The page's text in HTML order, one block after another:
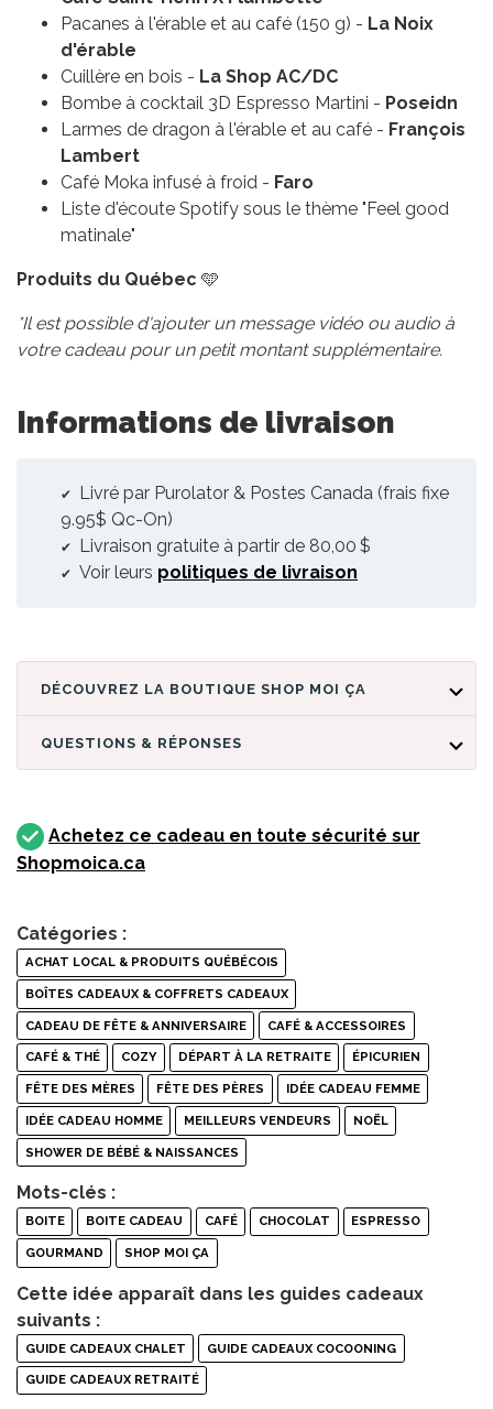
Pacanes à l'érable et au café (150 g) - La Noix
d'érable
Cuillère en bois - La Shop AC/DC
Bombe à cocktail 3D Espresso Martini - Poseidn
Larmes de dragon à l'érable et au café - François
Lambert
Café Moka infusé à froid - Faro
Liste d'écoute Spotify sous le thème "Feel good
matinale"
Produits du Québec 🩵
*Il est possible d'ajouter un message vidéo ou audio à
votre cadeau pour un petit montant supplémentaire.
Informations de livraison
Livré par Purolator & Postes Canada (frais fixe
9.95$ Qc-On)
Livraison gratuite à partir de 80,00 $
Voir leurs politiques de livraison
DÉCOUVREZ LA BOUTIQUE SHOP MOI ÇA
QUESTIONS & RÉPONSES
Achetez ce cadeau en toute sécurité sur
Shopmoica.ca
Catégories :
ACHAT LOCAL & PRODUITS QUÉBÉCOIS
BOÎTES CADEAUX & COFFRETS CADEAUX
CADEAU DE FÊTE & ANNIVERSAIRE CAFÉ & ACCESSOIRES
CAFÉ & THÉ COZY DÉPART À LA RETRAITE ÉPICURIEN
FÊTE DES MÈRES FÊTE DES PÈRES IDÉE CADEAU FEMME
IDÉE CADEAU HOMME MEILLEURS VENDEURS NOËL
SHOWER DE BÉBÉ & NAISSANCES
Mots-clés :
BOITE BOITE CADEAU CAFÉ CHOCOLAT ESPRESSO
GOURMAND SHOP MOI ÇA
Cette idée apparaît dans les guides cadeaux
suivants :
GUIDE CADEAUX CHALET GUIDE CADEAUX COCOONING
GUIDE CADEAUX RETRAITÉ